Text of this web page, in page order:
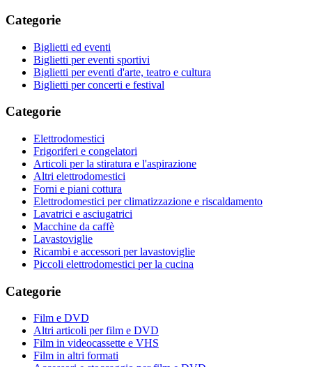
Categorie
Biglietti ed eventi
Biglietti per eventi sportivi
Biglietti per eventi d'arte, teatro e cultura
Biglietti per concerti e festival
Categorie
Elettrodomestici
Frigoriferi e congelatori
Articoli per la stiratura e l'aspirazione
Altri elettrodomestici
Forni e piani cottura
Elettrodomestici per climatizzazione e riscaldamento
Lavatrici e asciugatrici
Macchine da caffè
Lavastoviglie
Ricambi e accessori per lavastoviglie
Piccoli elettrodomestici per la cucina
Categorie
Film e DVD
Altri articoli per film e DVD
Film in videocassette e VHS
Film in altri formati